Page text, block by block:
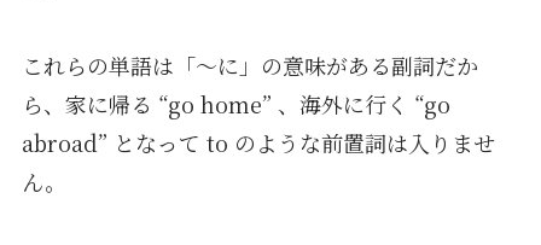
これらの単語は「〜に」の意味がある副詞だか
ら、家に帰る “go home” 、海外に行く “go
abroad” となって to のような前置詞は入りませ
ん。